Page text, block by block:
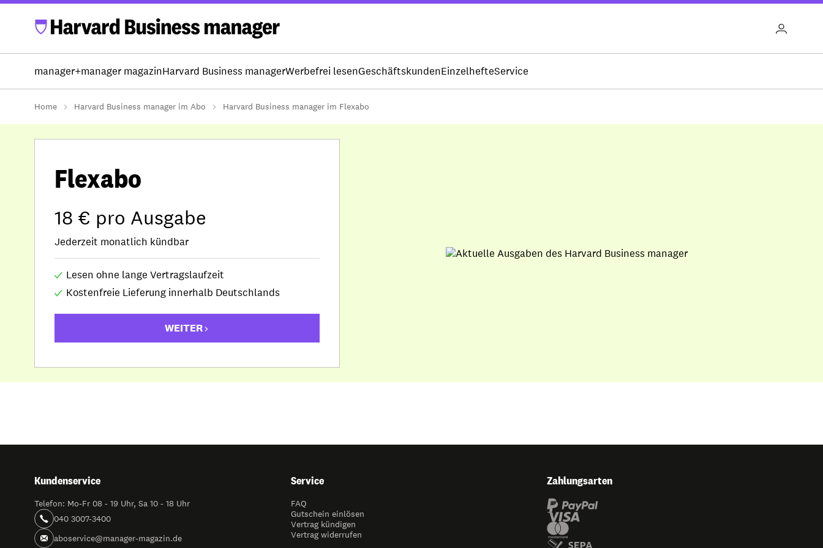
manager+manager magazinHarvard Business managerWerbefrei lesenGeschäftskundenEinzelhefteService
Home Harvard Business manager im Abo Harvard Business manager im Flexabo
Flexabo
18 € pro Ausgabe
Jederzeit monatlich kündbar
Lesen ohne lange Vertragslaufzeit
Kostenfreie Lieferung innerhalb Deutschlands
WEITER
Kundenservice
Telefon: Mo-Fr 08 - 19 Uhr, Sa 10 - 18 Uhr
040 3007-3400
aboservice@manager-magazin.de
Service
FAQ
Gutschein einlösen
Vertrag kündigen
Vertrag widerrufen
Zahlungsarten